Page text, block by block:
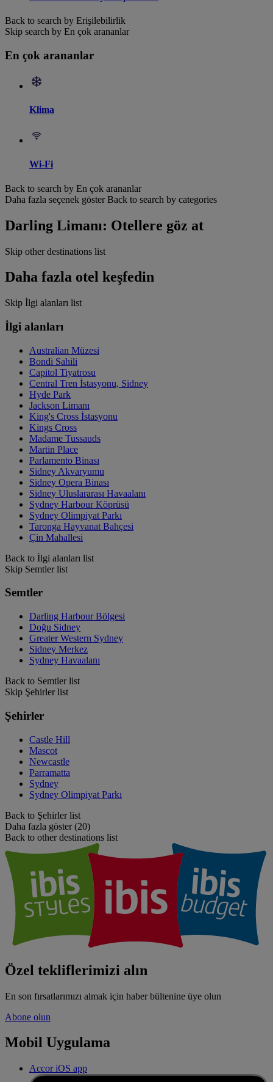
Back to search by Erişilebilirlik
Skip search by En çok arananlar
En çok arananlar
Klima
Wi-Fi
Back to search by En çok arananlar
Daha fazla seçenek göster Back to search by categories
Darling Limanı: Otellere göz at
Skip other destinations list
Daha fazla otel keşfedin
Skip İlgi alanları list
İlgi alanları
Australian Müzesi
Bondi Sahili
Capitol Tiyatrosu
Central Tren İstasyonu, Sidney
Hyde Park
Jackson Limanı
King's Cross İstasyonu
Kings Cross
Madame Tussauds
Martin Place
Parlamento Binası
Sidney Akvaryumu
Sidney Opera Binası
Sidney Uluslararası Havaalanı
Sydney Harbour Köprüsü
Sydney Olimpiyat Parkı
Taronga Hayvanat Bahçesi
Çin Mahallesi
Back to İlgi alanları list
Skip Semtler list
Semtler
Darling Harbour Bölgesi
Doğu Sidney
Greater Western Sydney
Sidney Merkez
Sydney Havaalanı
Back to Semtler list
Skip Şehirler list
Şehirler
Castle Hill
Mascot
Newcastle
Parramatta
Sydney
Sydney Olimpiyat Parkı
Back to Şehirler list
Daha fazla göster (20)
Back to other destinations list
Özel tekliflerimizi alın
En son fırsatlarımızı almak için haber bültenine üye olun
Abone olun
Mobil Uygulama
Accor iOS app